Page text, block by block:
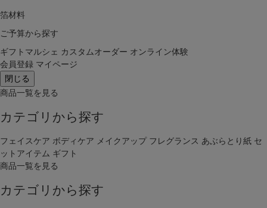
箔材料
ご予算から探す
ギフトマルシェ カスタムオーダー オンライン体験
会員登録 マイページ
閉じる
商品一覧を見る
カテゴリから探す
フェイスケア ボディケア メイクアップ フレグランス あぶらとり紙 セ
ットアイテム ギフト
商品一覧を見る
カテゴリから探す